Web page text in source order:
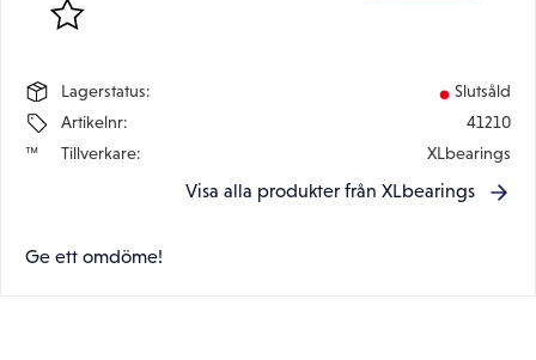
Lägg till i favoriter
Lagerstatus
Slutsåld
Artikelnr
41210
Tillverkare
XLbearings
Visa alla produkter från XLbearings
Ge ett omdöme!